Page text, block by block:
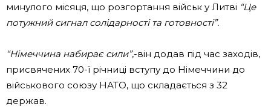
минулого місяця, що розгортання військ у Литві “Це
потужний сигнал солідарності та готовності”.
“Німеччина набирає сили”,-він додав під час заходів,
присвячених 70-ї річниці вступу до Німеччини до
військового союзу НАТО, що складається з 32
держав.